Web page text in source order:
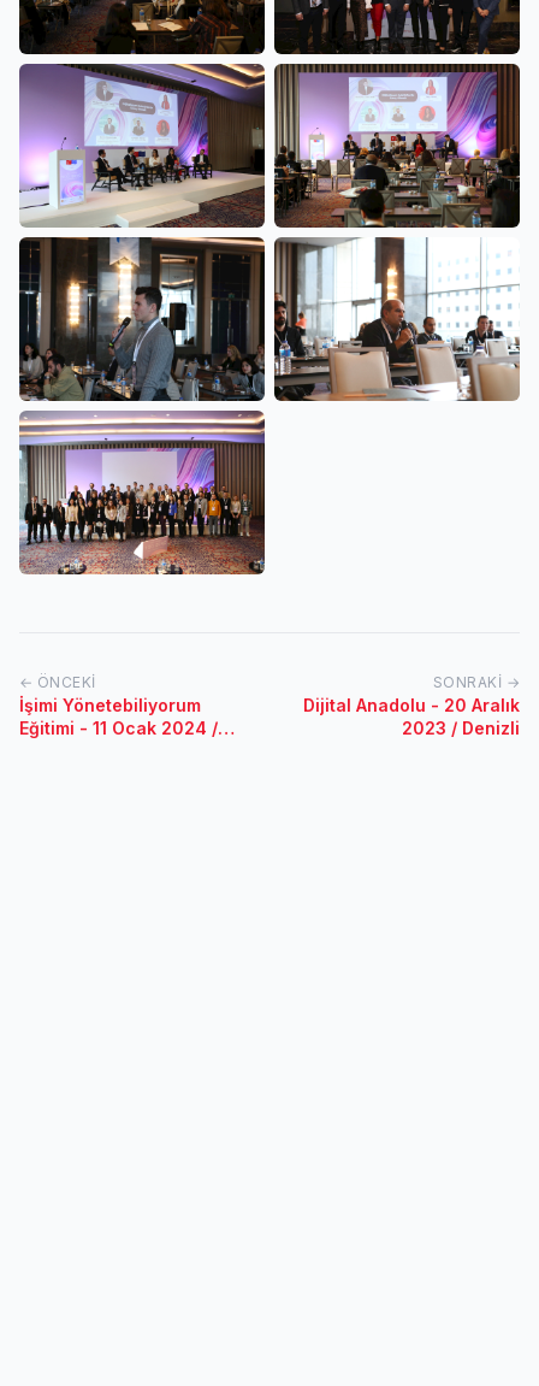
← ÖNCEKI
İşimi Yönetebiliyorum
Eğitimi - 11 Ocak 2024 /
SONRAKI →
Dijital Anadolu - 20 Aralık
2023 / Denizli